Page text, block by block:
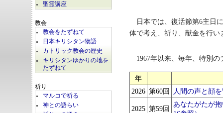
聖霊講座
教会
教会をたずねて
日本キリシタン物語
カトリック教会の歴史
キリシタンゆかりの地を
たずねて
祈り
マルコで祈る
神との語らい
日本では、復活節第6主日
体で考え、祈り、献金を行い
1967年以来、毎年、特別
年
2026 第60回 人間の声と顔
2025 第59回
あなたがたが